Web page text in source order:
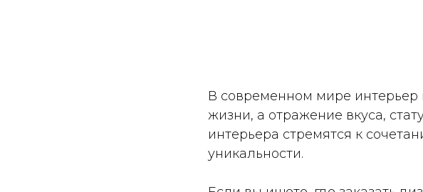
В современном мире интерьер
жизни, а отражение вкуса,
интерьера стремятся к
уникальности.